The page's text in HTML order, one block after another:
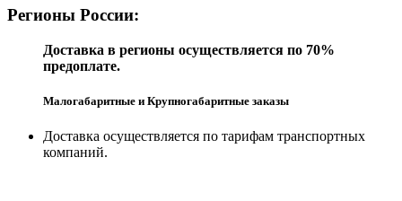
Регионы России:
Доставка в регионы осуществляется по 70%
предоплате.
Малогабаритные и Крупногабаритные заказы
Доставка осуществляется по тарифам транспортных
компаний.